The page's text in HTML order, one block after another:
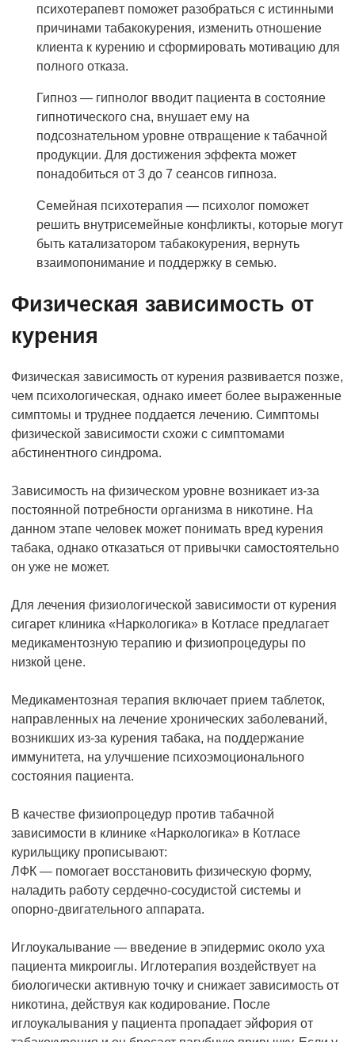
психотерапевт поможет разобраться с истинными
причинами табакокурения, изменить отношение
клиента к курению и сформировать мотивацию для
полного отказа.
Гипноз — гипнолог вводит пациента в состояние
гипнотического сна, внушает ему на
подсознательном уровне отвращение к табачной
продукции. Для достижения эффекта может
понадобиться от 3 до 7 сеансов гипноза.
Семейная психотерапия — психолог поможет
решить внутрисемейные конфликты, которые могут
быть катализатором табакокурения, вернуть
взаимопонимание и поддержку в семью.
Физическая зависимость от
курения
Физическая зависимость от курения развивается позже,
чем психологическая, однако имеет более выраженные
симптомы и труднее поддается лечению. Симптомы
физической зависимости схожи с симптомами
абстинентного синдрома.
Зависимость на физическом уровне возникает из-за
постоянной потребности организма в никотине. На
данном этапе человек может понимать вред курения
табака, однако отказаться от привычки самостоятельно
он уже не может.
Для лечения физиологической зависимости от курения
сигарет клиника «Наркологика» в Котласе предлагает
медикаментозную терапию и физиопроцедуры по
низкой цене.
Медикаментозная терапия включает прием таблеток,
направленных на лечение хронических заболеваний,
возникших из-за курения табака, на поддержание
иммунитета, на улучшение психоэмоционального
состояния пациента.
В качестве физиопроцедур против табачной
зависимости в клинике «Наркологика» в Котласе
курильщику прописывают:
ЛФК — помогает восстановить физическую форму,
наладить работу сердечно-сосудистой системы и
опорно-двигательного аппарата.
Иглоукалывание — введение в эпидермис около уха
пациента микроиглы. Иглотерапия воздействует на
биологически активную точку и снижает зависимость от
никотина, действуя как кодирование. После
иглоукалывания у пациента пропадает эйфория от